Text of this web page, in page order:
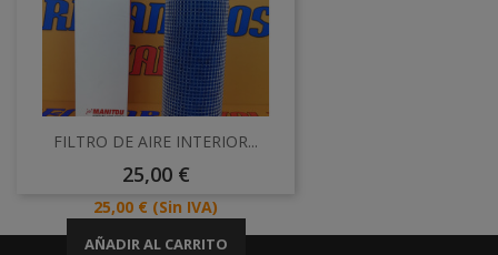
FILTRO DE AIRE INTERIOR...
Precio
25,00 €
Precio
25,00 € (Sin IVA)
AÑADIR AL CARRITO